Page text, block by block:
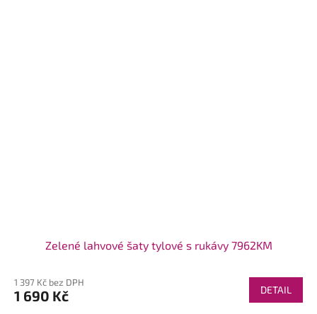
Zelené lahvové šaty tylové s rukávy 7962KM
1 397 Kč bez DPH
1 690 Kč DETAIL